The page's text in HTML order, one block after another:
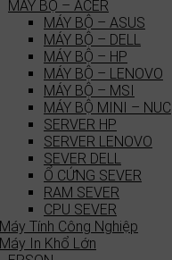
MÁY BỘ – ACER
MÁY BỘ – ASUS
MÁY BỘ – DELL
MÁY BỘ – HP
MÁY BỘ – LENOVO
MÁY BỘ – MSI
MÁY BỘ MINI – NUC
SERVER HP
SERVER LENOVO
SEVER DELL
Ổ CỨNG SEVER
RAM SEVER
CPU SEVER
Máy Tính Công Nghiệp
Máy In Khổ Lớn